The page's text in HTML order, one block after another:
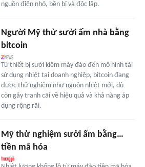
nguồn điện nhỏ, bền bỉ và độc lập.
Người Mỹ thử sưởi ấm nhà bằng
bitcoin
Từ thiết bị sưởi kiêm máy đào đến mô hình tái
sử dụng nhiệt tại doanh nghiệp, bitcoin đang
được thử nghiệm như nguồn nhiệt mới, dù
còn gây tranh cãi về hiệu quả và khả năng áp
dụng rộng rãi.
Mỹ thử nghiệm sưởi ấm bằng…
tiền mã hóa